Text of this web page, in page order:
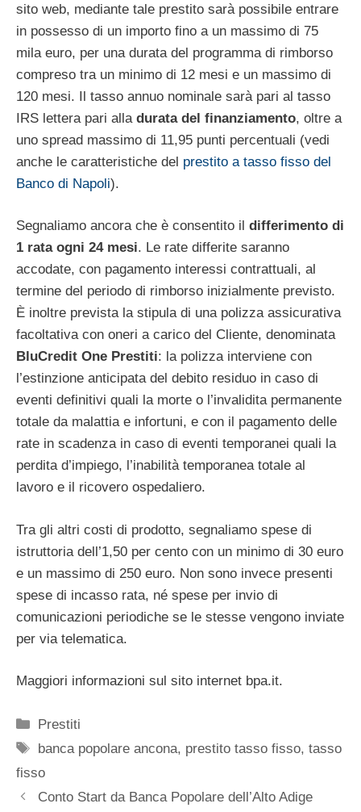
sito web, mediante tale prestito sarà possibile entrare
in possesso di un importo fino a un massimo di 75
mila euro, per una durata del programma di rimborso
compreso tra un minimo di 12 mesi e un massimo di
120 mesi. Il tasso annuo nominale sarà pari al tasso
IRS lettera pari alla durata del finanziamento, oltre a
uno spread massimo di 11,95 punti percentuali (vedi
anche le caratteristiche del prestito a tasso fisso del
Banco di Napoli).
Segnaliamo ancora che è consentito il differimento di
1 rata ogni 24 mesi. Le rate differite saranno
accodate, con pagamento interessi contrattuali, al
termine del periodo di rimborso inizialmente previsto.
È inoltre prevista la stipula di una polizza assicurativa
facoltativa con oneri a carico del Cliente, denominata
BluCredit One Prestiti: la polizza interviene con
l’estinzione anticipata del debito residuo in caso di
eventi definitivi quali la morte o l’invalidita permanente
totale da malattia e infortuni, e con il pagamento delle
rate in scadenza in caso di eventi temporanei quali la
perdita d’impiego, l’inabilità temporanea totale al
lavoro e il ricovero ospedaliero.
Tra gli altri costi di prodotto, segnaliamo spese di
istruttoria dell’1,50 per cento con un minimo di 30 euro
e un massimo di 250 euro. Non sono invece presenti
spese di incasso rata, né spese per invio di
comunicazioni periodiche se le stesse vengono inviate
per via telematica.
Maggiori informazioni sul sito internet bpa.it.
Categorie
Prestiti
Tag
banca popolare ancona, prestito tasso fisso,tasso
fisso
Conto Start da Banca Popolare dell’Alto Adige